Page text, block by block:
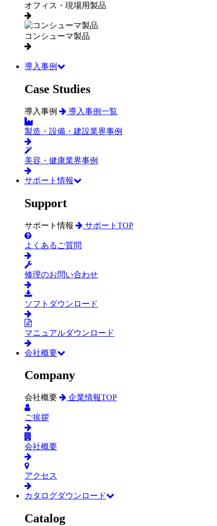
オフィス・現場用製品
コンシューマ製品
導入事例
Case Studies
導入事例 導入事例一覧
製造・設備・建設業界事例
美容・健康業界事例
サポート情報
Support
サポート情報 サポートTOP
よくあるご質問
修理のお問い合わせ
ソフトダウンロード
マニュアルダウンロード
会社概要
Company
会社概要 企業情報TOP
ご挨拶
会社概要
アクセス
カタログダウンロード
Catalog